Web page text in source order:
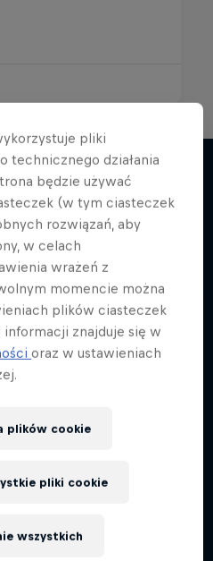
Road Trips
z kierowcami F1
11 odcinków
F1
pliki
technicznego działania
będzie używać
(w tym ciasteczek
rozwiązań, aby
w celach
wrażeń z
momencie można
plików ciasteczek
znajduje się w
oraz w ustawieniach
plików cookie
wszystkich
pliki cookie